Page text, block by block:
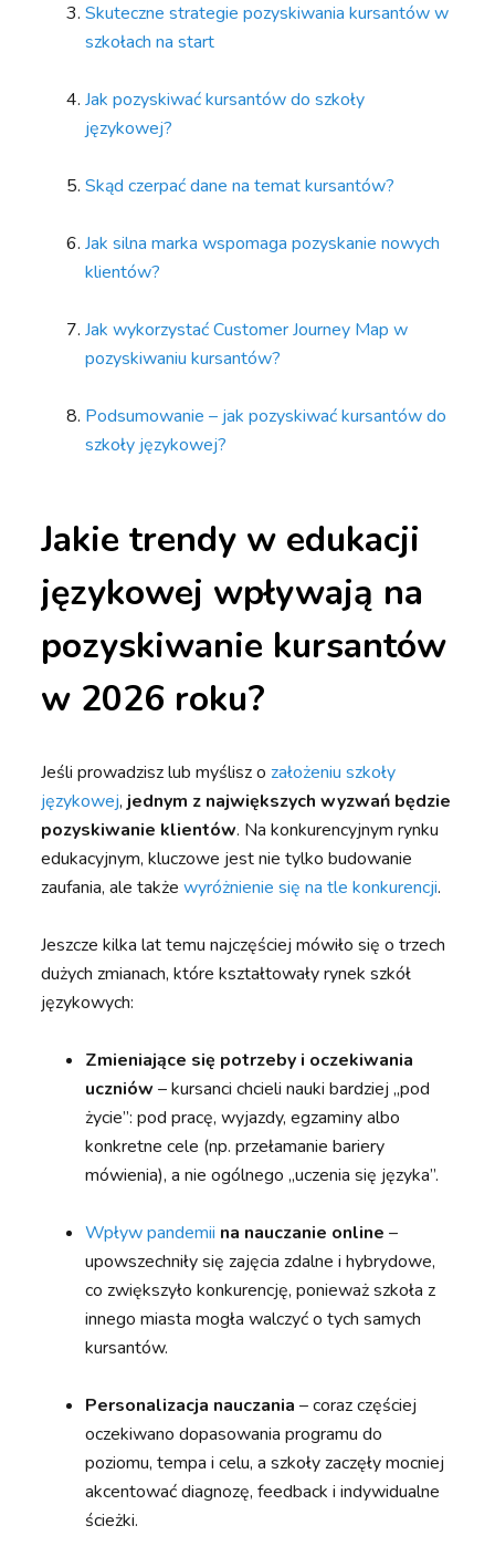
Skuteczne strategie pozyskiwania kursantów w
szkołach na start
Jak pozyskiwać kursantów do szkoły
językowej?
Skąd czerpać dane na temat kursantów?
Jak silna marka wspomaga pozyskanie nowych
klientów?
Jak wykorzystać Customer Journey Map w
pozyskiwaniu kursantów?
Podsumowanie – jak pozyskiwać kursantów do
szkoły językowej?
Jakie trendy w edukacji
językowej wpływają na
pozyskiwanie kursantów
w 2026 roku?
Jeśli prowadzisz lub myślisz ozałożeniu szkoły
językowej, jednym z największych wyzwań będzie
pozyskiwanie klientów. Na konkurencyjnym rynku
edukacyjnym, kluczowe jest nie tylko budowanie
zaufania, ale takżewyróżnienie się na tle konkurencji.
Jeszcze kilka lat temu najczęściej mówiło się o trzech
dużych zmianach, które kształtowały rynek szkół
językowych:
Zmieniające się potrzeby i oczekiwania
uczniów – kursanci chcieli nauki bardziej „pod
życie”: pod pracę, wyjazdy, egzaminy albo
konkretne cele (np. przełamanie bariery
mówienia), a nie ogólnego „uczenia się języka”.
Wpływ pandemii na nauczanie online –
upowszechniły się zajęcia zdalne i hybrydowe,
co zwiększyło konkurencję, ponieważ szkoła z
innego miasta mogła walczyć o tych samych
kursantów.
Personalizacja nauczania – coraz częściej
oczekiwano dopasowania programu do
poziomu, tempa i celu, a szkoły zaczęły mocniej
akcentować diagnozę, feedback i indywidualne
ścieżki.